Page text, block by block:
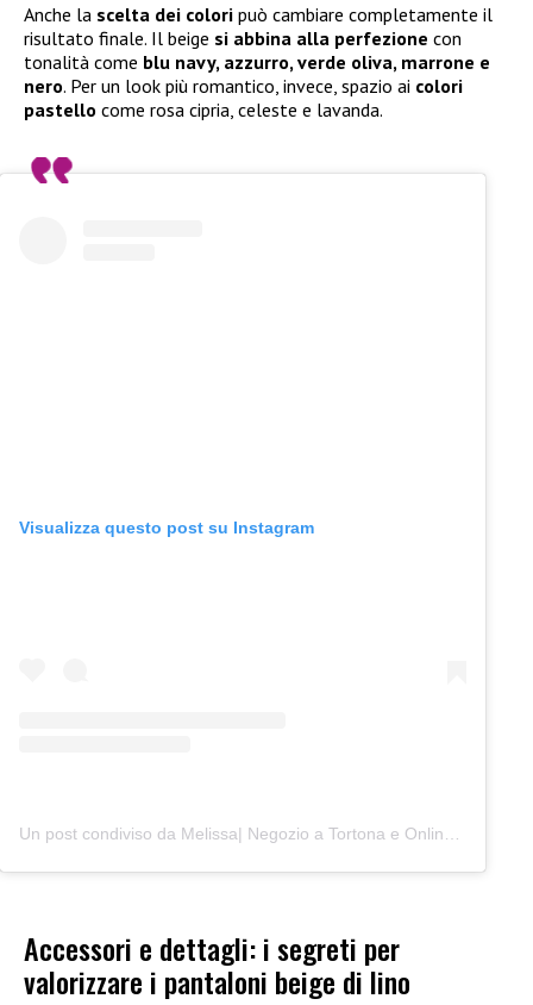
Anche la scelta dei colori può cambiare completamente il
risultato finale. Il beige si abbina alla perfezione con
tonalità come blu navy, azzurro, verde oliva, marrone e
nero. Per un look più romantico, invece, spazio ai colori
pastello come rosa cipria, celeste e lavanda.
Visualizza questo post su Instagram
Accessori e dettagli: i segreti per
valorizzare i pantaloni beige di lino